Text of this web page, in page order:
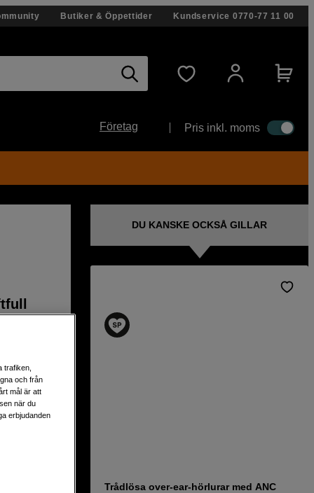
Butiker & Öppettider Kundservice 0770-77 11 00
Företag Pris inkl. moms
DU KANSKE OCKSÅ GILLAR
Trådlösa over-ear-hörlurar med ANC
trafiken,
och från
mål är att
när du
erbjudanden